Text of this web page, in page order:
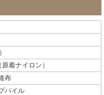
）
着ナイロン）
布
パイル